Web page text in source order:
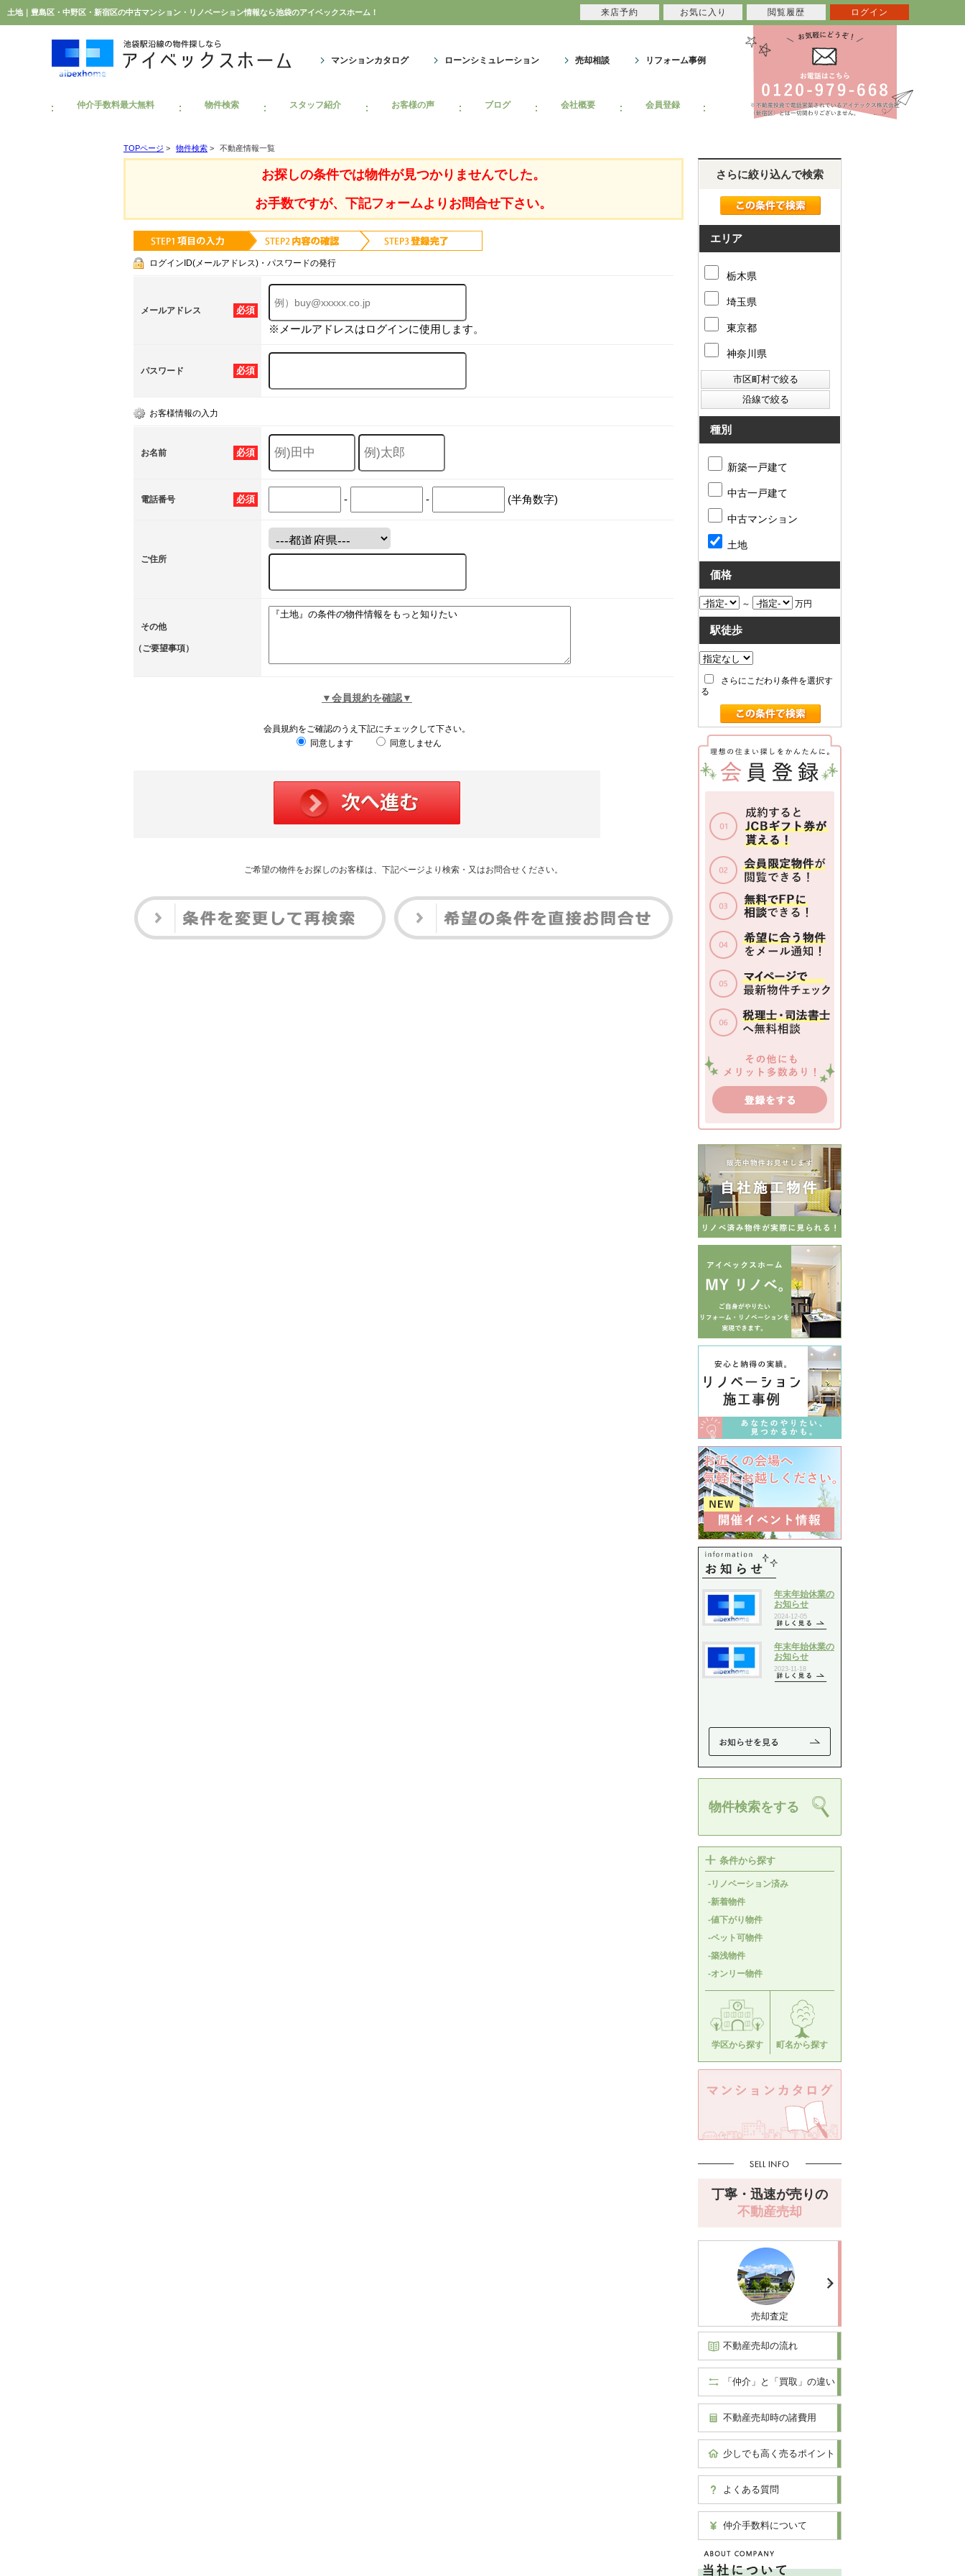
土地｜豊島区・中野区・新宿区の中古マンション・リノベーション情報なら池袋のアイベックスホーム！
マンションカタログ ローンシミュレーション 売却相談 リフォーム事例
仲介手数料最大無料 物件検索 スタッフ紹介 お客様の声 ブログ 会社概要 会員登録
TOPページ > 物件検索 > 不動産情報一覧
お探しの条件では物件が見つかりませんでした。
お手数ですが、下記フォームよりお問合せ下さい。
ログインID(メールアドレス)・パスワードの発行
必須
メールアドレス
※メールアドレスはログインに使用します。
必須
パスワード
お客様情報の入力
必須
お名前
必須
電話番号 - - (半角数字)
ご住所
その他
（ご要望事項）
▼会員規約を確認▼
会員規約をご確認のうえ下記にチェックして下さい。
同意します
同意しません
ご希望の物件をお探しのお客様は、下記ページより検索・又はお問合せください。
さらに絞り込んで検索
エリア
栃木県
埼玉県
東京都
神奈川県
種別
新築一戸建て
中古一戸建て
中古マンション
土地
価格
～ 万円
駅徒歩
さらにこだわり条件を選択す
る
物件検索をする
条件から探す
-リノベーション済み
-新着物件
-値下がり物件
-ペット可物件
-築浅物件
-オンリー物件
学区から探す 町名から探す
丁寧・迅速が売りの
不動産売却
売却査定
不動産売却の流れ
「仲介」と「買取」の違い
不動産売却時の諸費用
少しでも高く売るポイント
よくある質問
仲介手数料について
来店予約 お気に入り 閲覧履歴 ログイン